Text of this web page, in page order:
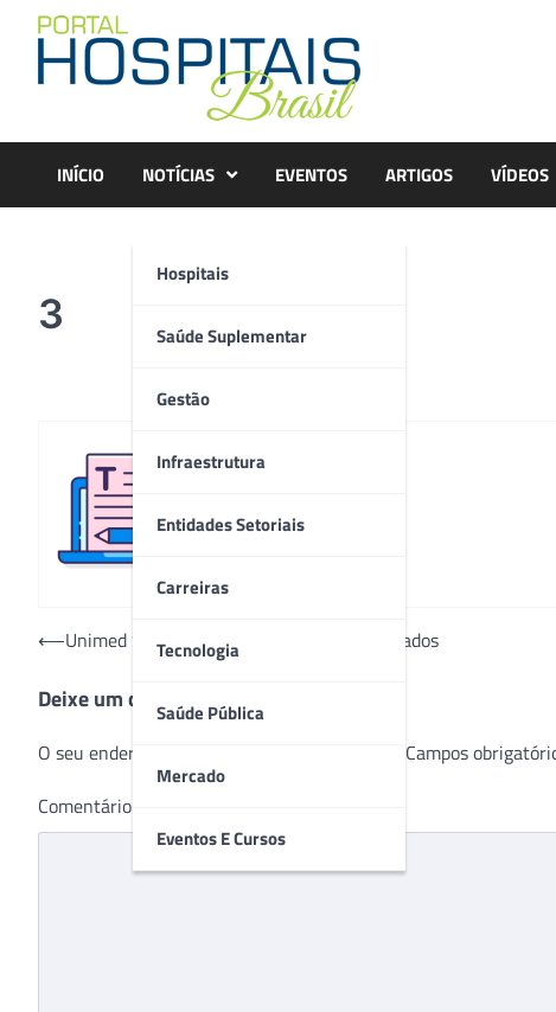
content
INÍCIO NOTÍCIAS
Hospitais
Saúde Suplementar
Gestão
Infraestrutura
Entidades Setoriais
Carreiras
Tecnologia
Saúde Pública
Mercado
Eventos E Cursos
EVENTOS ARTIGOS VÍDEOS
3
Navegação
Post
⟵Unimed Sorocaba admite 46 novos cooperados
Deixe um comentário
O seu endereço de e-mail não será publicado. Campos
Comentário